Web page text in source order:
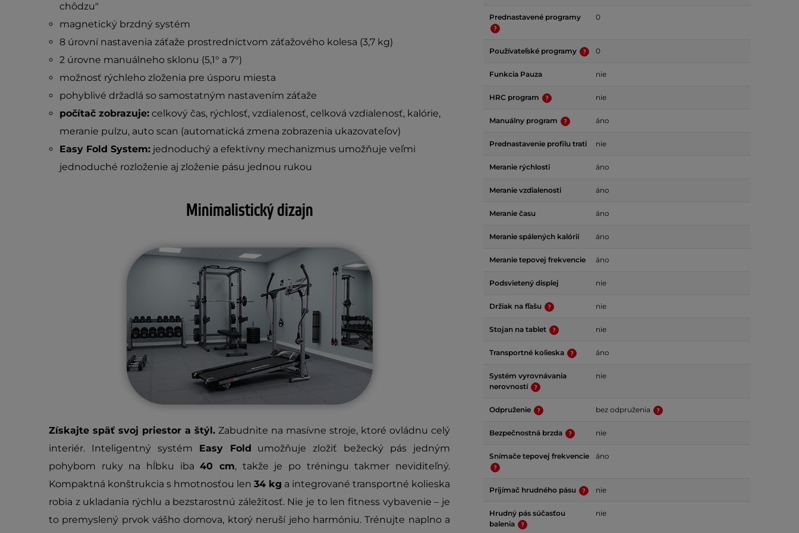
chôdzu"
magnetický brzdný systém
8 úrovní nastavenia záťaže prostredníctvom záťažového kolesa (3,7 kg)
2 úrovne manuálneho sklonu (5,1° a 7°)
možnosť rýchleho zloženia pre úsporu miesta
pohyblivé držadlá so samostatným nastavením záťaže
počítač zobrazuje:celkový čas, rýchlosť, vzdialenosť, celková vzdialenosť, kalórie,
meranie pulzu, auto scan (automatická zmena zobrazenia ukazovateľov)
Easy Fold System:jednoduchý a efektívny mechanizmus umožňuje veľmi
jednoduché rozloženie aj zloženie pásu jednou rukou
Minimalistický dizajn
Získajte späť svoj priestor a štýl. Zabudnite na masívne stroje, ktoré ovládnu celý
interiér. Inteligentný systém Easy Fold umožňuje zložiť bežecký pás jedným
pohybom ruky na hĺbku iba40 cm, takže je po tréningu takmer neviditeľný.
Kompaktná konštrukcia s hmotnosťou len 34 kg a integrované transportné kolieska
robia z ukladania rýchlu a bezstarostnú záležitosť. Nie je to len fitness vybavenie – je
to premyslený prvok vášho domova, ktorý neruší jeho harmóniu. Trénujte naplno a
Prednastavené programy 0
Používateľské programy 0
Funkcia Pauza nie
HRC program nie
Manuálny program áno
Prednastavenie profilu trati nie
Meranie rýchlosti áno
Meranie vzdialenosti áno
Meranie času áno
Meranie spálených kalórií áno
Meranie tepovej frekvencie áno
Podsvietený displej nie
Držiak na fľašu nie
Stojan na tablet nie
Transportné kolieska áno
Systém vyrovnávania
nerovností
nie
Odpruženie bez odpruženia
Bezpečnostná brzda nie
Snímače tepovej frekvencie áno
Prijímač hrudného pásu nie
Hrudný pás súčasťou
balenia
nie